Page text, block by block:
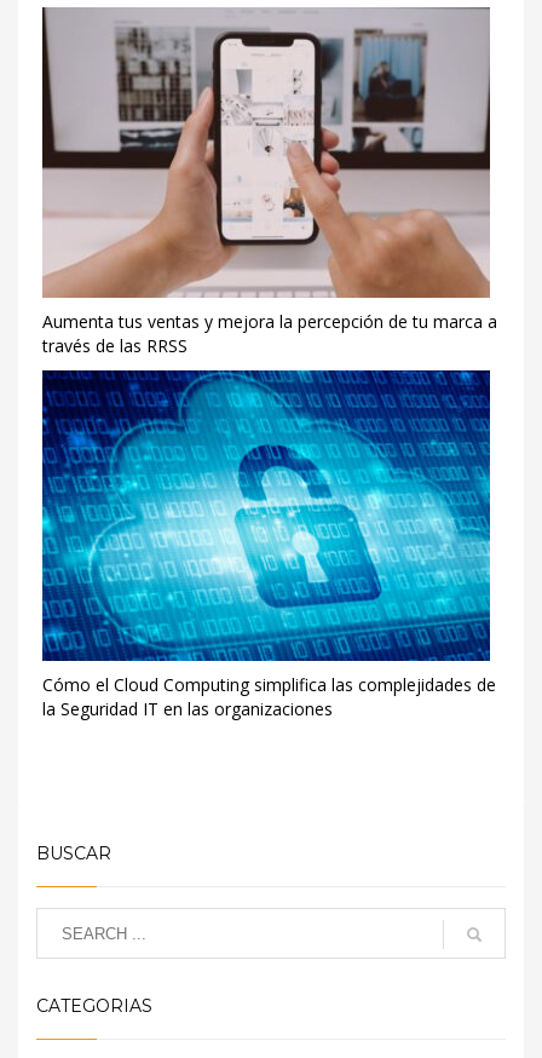
Aumenta tus ventas y mejora la percepción de tu marca a
través de las RRSS
Cómo el Cloud Computing simplifica las complejidades de
la Seguridad IT en las organizaciones
BUSCAR
CATEGORIAS